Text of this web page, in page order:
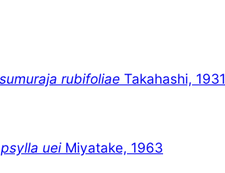
rubifoliae Takahashi, 1931
ueiMiyatake, 1963